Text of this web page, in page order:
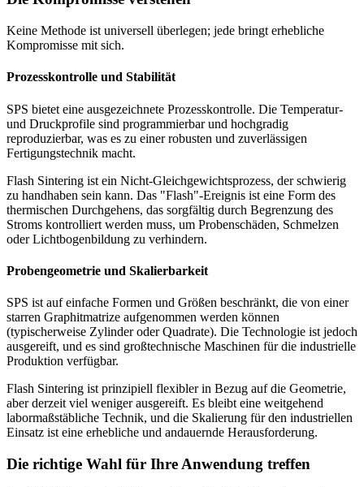
Keine Methode ist universell überlegen; jede bringt erhebliche
Kompromisse mit sich.
Prozesskontrolle und Stabilität
SPS bietet eine ausgezeichnete Prozesskontrolle. Die Temperatur-
und Druckprofile sind programmierbar und hochgradig
reproduzierbar, was es zu einer robusten und zuverlässigen
Fertigungstechnik macht.
Flash Sintering ist ein Nicht-Gleichgewichtsprozess, der schwierig
zu handhaben sein kann. Das "Flash"-Ereignis ist eine Form des
thermischen Durchgehens, das sorgfältig durch Begrenzung des
Stroms kontrolliert werden muss, um Probenschäden, Schmelzen
oder Lichtbogenbildung zu verhindern.
Probengeometrie und Skalierbarkeit
SPS ist auf einfache Formen und Größen beschränkt, die von einer
starren Graphitmatrize aufgenommen werden können
(typischerweise Zylinder oder Quadrate). Die Technologie ist jedoch
ausgereift, und es sind großtechnische Maschinen für die industrielle
Produktion verfügbar.
Flash Sintering ist prinzipiell flexibler in Bezug auf die Geometrie,
aber derzeit viel weniger ausgereift. Es bleibt eine weitgehend
labormaßstäbliche Technik, und die Skalierung für den industriellen
Einsatz ist eine erhebliche und andauernde Herausforderung.
Die richtige Wahl für Ihre Anwendung treffen